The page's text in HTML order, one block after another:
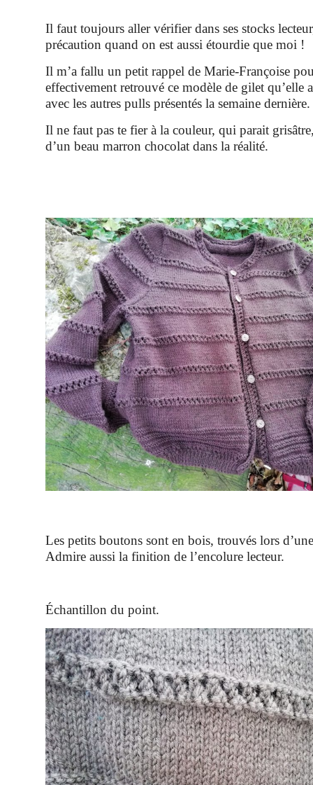
Il faut toujours aller vérifier dans ses stocks
précaution quand on est aussi étourdie que moi !
Il m’a fallu un petit rappel de Marie-Françoise
effectivement retrouvé ce modèle de gilet qu’elle
avec les autres pulls présentés la semaine dernière.
Il ne faut pas te fier à la couleur, qui parait
d’un beau marron chocolat dans la réalité.
Les petits boutons sont en bois, trouvés lors
Admire aussi la finition de l’encolure lecteur.
Échantillon du point.